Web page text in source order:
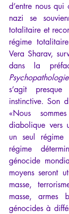
d’entre nous
nazi se
totalitaire et
régime
Vera Sharav,
s’agit presque
instinctive. Son
«Nous
diabolique vers
un seul régime
régime
génocide
moyens seront
masse,
masse, armes
génocides à